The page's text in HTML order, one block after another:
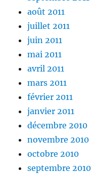
août 2011
juillet 2011
juin 2011
mai 2011
avril 2011
mars 2011
février 2011
janvier 2011
décembre 2010
novembre 2010
octobre 2010
septembre 2010